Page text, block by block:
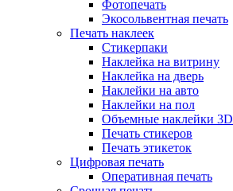
Фотопечать
Экосольвентная печать
Печать наклеек
Стикерпаки
Наклейка на витрину
Наклейка на дверь
Наклейки на авто
Наклейки на пол
Объемные наклейки 3D
Печать стикеров
Печать этикеток
Цифровая печать
Оперативная печать